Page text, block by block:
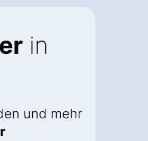
in
und mehr